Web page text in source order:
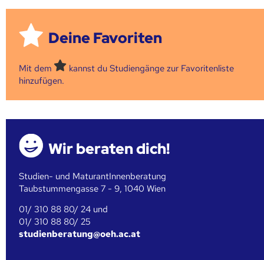
Deine Favoriten
Mit dem
kannst du Studiengänge zur Favoritenliste
hinzufügen.
Wir beraten dich!
Studien- und MaturantInnenberatung
Taubstummengasse 7 - 9, 1040 Wien
01/ 310 88 80/ 24 und
01/ 310 88 80/ 25
studienberatung@oeh.ac.at